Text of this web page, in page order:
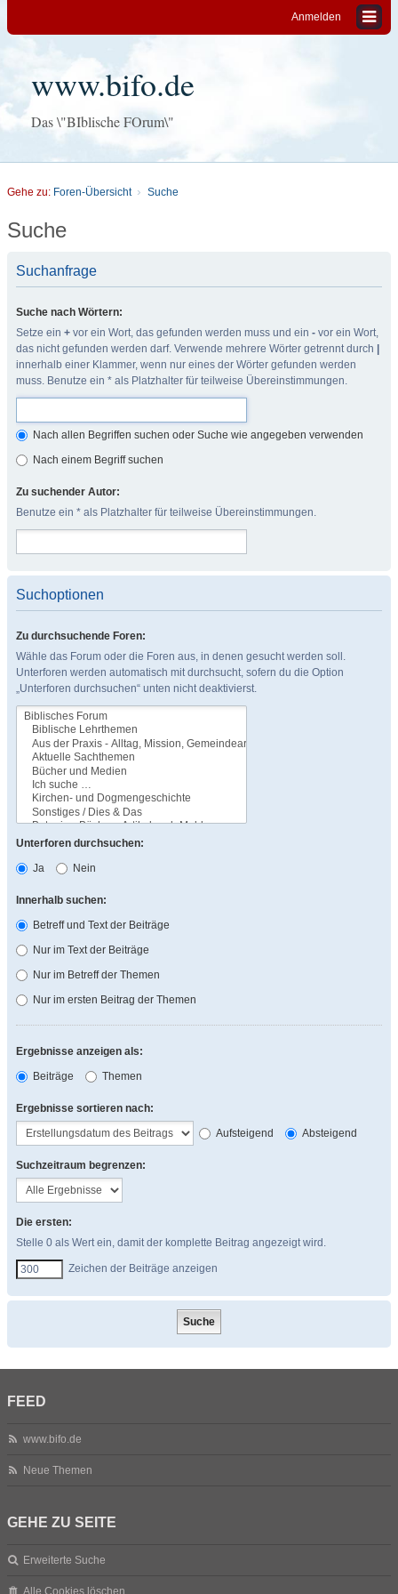
Anmelden
www.bifo.de
Das \"BIblische FOrum\"
Gehe zu: Foren-Übersicht Suche
Suche
Suchanfrage
Suche nach Wörtern:
Setze ein + vor ein Wort, das gefunden werden muss und ein - vor ein Wort,
das nicht gefunden werden darf. Verwende mehrere Wörter getrennt durch
innerhalb einer Klammer, wenn nur eines der Wörter gefunden werden
muss. Benutze ein * als Platzhalter für teilweise Übereinstimmungen.
Nach allen Begriffen suchen oder Suche wie angegeben verwenden
Nach einem Begriff suchen
Zu suchender Autor:
Benutze ein * als Platzhalter für teilweise Übereinstimmungen.
Suchoptionen
Zu durchsuchende Foren:
Wähle das Forum oder die Foren aus, in denen gesucht werden soll.
Unterforen werden automatisch mit durchsucht, sofern du die Option
„Unterforen durchsuchen“ unten nicht deaktivierst.
Unterforen durchsuchen:
Ja
Nein
Innerhalb suchen:
Betreff und Text der Beiträge
Nur im Text der Beiträge
Nur im Betreff der Themen
Nur im ersten Beitrag der Themen
Ergebnisse anzeigen als:
Beiträge
Themen
Ergebnisse sortieren nach:
Aufsteigend
Absteigend
Suchzeitraum begrenzen:
Die ersten:
Stelle 0 als Wert ein, damit der komplette Beitrag angezeigt wird.
Zeichen der Beiträge anzeigen
FEED
www.bifo.de
Neue Themen
GEHE ZU SEITE
Erweiterte Suche
Alle Cookies löschen